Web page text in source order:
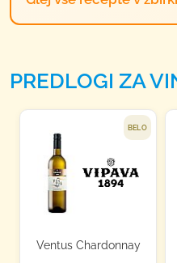
PREDLOGI ZA
BELO
Ventus Chardonnay